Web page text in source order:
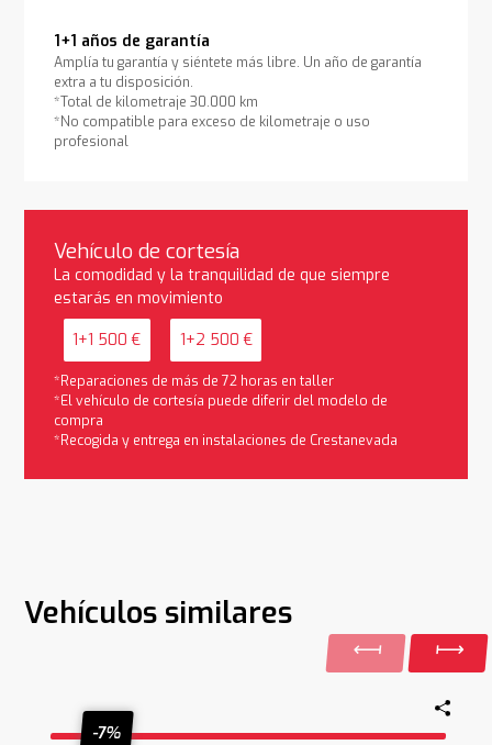
1+1 años de garantía
Amplía tu garantía y siéntete más libre. Un año de garantía
extra a tu disposición.
*Total de kilometraje 30.000 km
*No compatible para exceso de kilometraje o uso
profesional
Vehículo de cortesía
La comodidad y la tranquilidad de que siempre
estarás en movimiento
1+1 500 € 1+2 500 €
*Reparaciones de más de 72 horas en taller
*El vehículo de cortesía puede diferir del modelo de
compra
*Recogida y entrega en instalaciones de Crestanevada
Vehículos similares
-7%